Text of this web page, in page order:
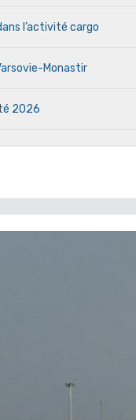
l’activité cargo
Monastir
2026